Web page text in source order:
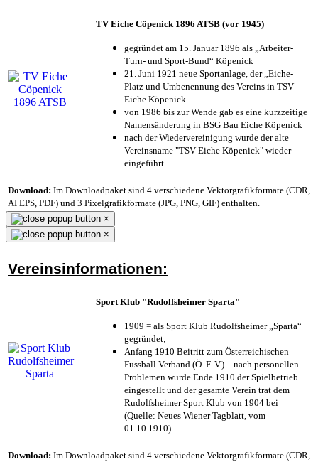
TV Eiche Cöpenick 1896 ATSB (vor 1945)
gegründet am 15. Januar 1896 als „Arbeiter-
Turn- und Sport-Bund“ Köpenick
21. Juni 1921 neue Sportanlage, der „Eiche-
Platz und Umbenennung des Vereins in TSV
Eiche Köpenick
von 1986 bis zur Wende gab es eine kurzzeitige
Namensänderung in BSG Bau Eiche Köpenick
nach der Wiedervereinigung wurde der alte
Vereinsname "TSV Eiche Köpenick" wieder
eingeführt
Download: Im Downloadpaket sind 4 verschiedene Vektorgrafikformate (CDR,
AI EPS, PDF) und 3 Pixelgrafikformate (JPG, PNG, GIF) enthalten.
×
×
Vereinsinformationen:
Sport Klub "Rudolfsheimer Sparta"
1909 = als Sport Klub Rudolfsheimer „Sparta“
gegründet;
Anfang 1910 Beitritt zum Österreichischen
Fussball Verband (Ö. F. V.) – nach personellen
Problemen wurde Ende 1910 der Spielbetrieb
eingestellt und der gesamte Verein trat dem
Rudolfsheimer Sport Klub von 1904 bei
(Quelle: Neues Wiener Tagblatt, vom
01.10.1910)
Download: Im Downloadpaket sind 4 verschiedene Vektorgrafikformate (CDR,